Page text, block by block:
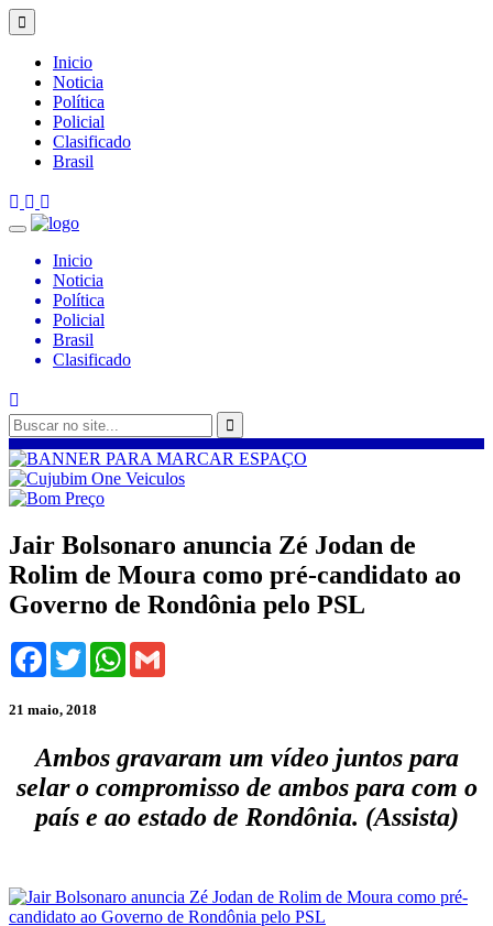
Inicio
Noticia
Política
Policial
Clasificado
Brasil
Inicio
Noticia
Política
Policial
Brasil
Clasificado
Jair Bolsonaro anuncia Zé Jodan de
Rolim de Moura como pré-candidato ao
Governo de Rondônia pelo PSL
Facebook
TwitterWhatsApp
21 maio, 2018
Ambos gravaram um vídeo juntos para
selar o compromisso de ambos para com o
país e ao estado de Rondônia. (Assista)